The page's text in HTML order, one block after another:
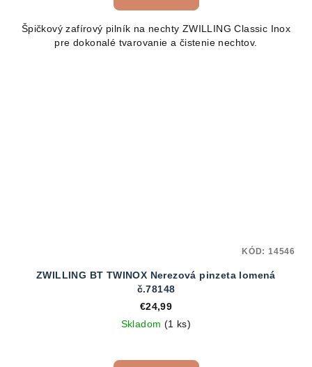
Špičkový zafírový pilník na nechty ZWILLING Classic Inox
pre dokonalé tvarovanie a čistenie nechtov.
ZWILLING BT TWINOX Nerezová pinzeta lomená
č.78148
€24,99
Skladom (1 ks)
KÓD: 14546